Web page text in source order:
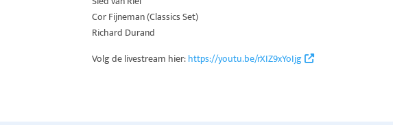
Cor Fijneman (Classics Set)
Richard Durand
Volg de livestream hier:https://youtu.be/rXIZ9xYoIjg